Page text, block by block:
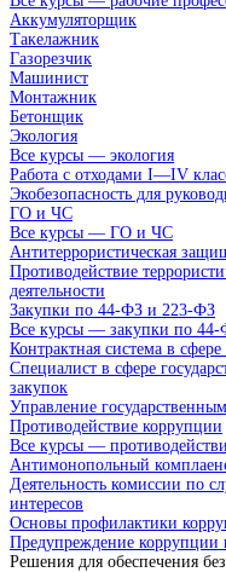
Аккумуляторщик
Такелажник
Газорезчик
Машинист
Монтажник
Бетонщик
Экология
Все курсы — экология
Работа с отходами I—IV
Экобезопасность для
ГО и ЧС
Все курсы — ГО и ЧС
Антитеррористическая
Противодействие
деятельности
Закупки по 44-ФЗ и 223-ФЗ
Все курсы — закупки по
Контрактная система в
Специалист в сфере
закупок
Управление
Противодействие коррупции
Все курсы —
Антимонопольный
Деятельность комиссии по
интересов
Основы профилактики
Предупреждение коррупции
Решения для обеспечения